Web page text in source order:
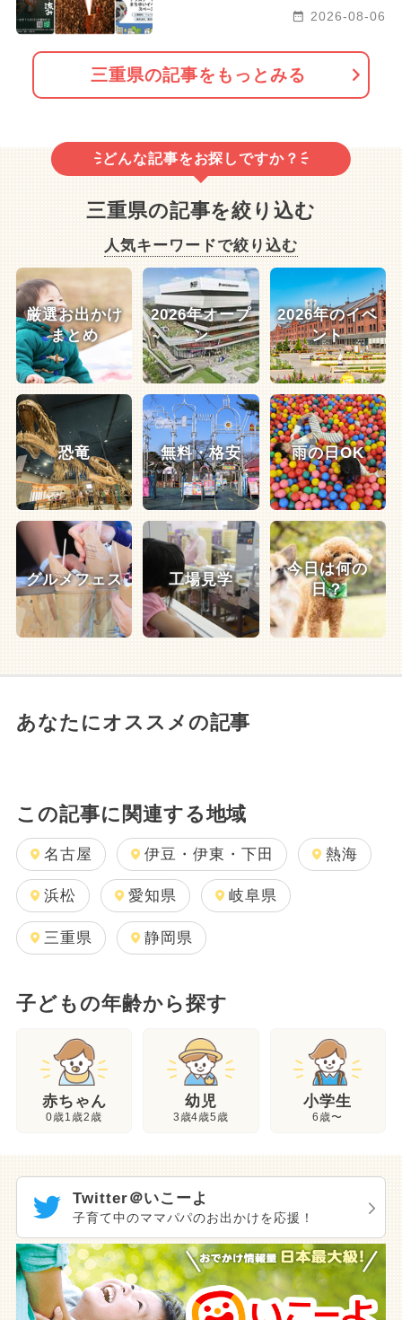
2026-08-06
三重県の記事をもっとみる
どんな記事をお探しですか？
三重県の記事を絞り込む
人気キーワードで絞り込む
厳選お出かけ
まとめ
2026年オープ
ン
2026年のイベ
ント
恐竜 無料・格安 雨の日OK
グルメフェス 工場見学
今日は何の
日？
あなたにオススメの記事
この記事に関連する地域
名古屋 伊豆・伊東・下田 熱海
浜松 愛知県 岐阜県
三重県 静岡県
子どもの年齢から探す
赤ちゃん
0歳1歳2歳
幼児
3歳4歳5歳
小学生
6歳〜
Twitter＠いこーよ
子育て中のママパパのお出かけを応援！